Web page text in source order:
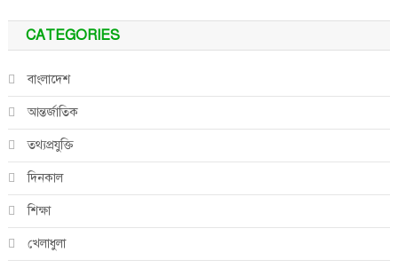
CATEGORIES
বাংলাদেশ
আন্তর্জাতিক
তথ্যপ্রযুক্তি
দিনকাল
শিক্ষা
খেলাধুলা